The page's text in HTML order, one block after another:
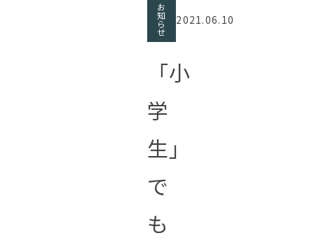
お
知
ら
せ
2021.06.10
「小
学
生」
で
も